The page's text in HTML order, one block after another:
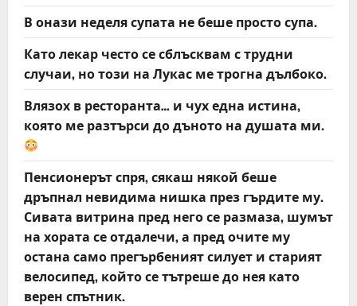
В онази неделя супата не беше просто супа.
Като лекар често се сблъсквам с трудни
случаи, но този на Лукас ме трогна дълбоко.
Влязох в ресторанта… и чух една истина,
която ме разтърси до дъното на душата ми.
Пенсионерът спря, сякаш някой беше
дръпнал невидима нишка през гърдите му.
Сивата витрина пред него се размаза, шумът
на хората се отдалечи, а пред очите му
остана само прегърбеният силует и старият
велосипед, който се тътреше до нея като
верен спътник.